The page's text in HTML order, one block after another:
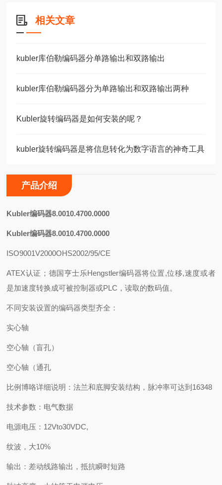
相关文章
kubler库伯勒编码器分单路输出和双路输出
kubler库伯勒编码器分为单路输出和双路输出两种
Kubler旋转编码器是如何安装的呢？
kubler旋转编码器是将信息转化为数字语言的神奇工具
产品介绍
Kubler编码器8.0010.4700.0000
Kubler编码器8.0010.4700.0000
ISO9001V2000OHS2002/95/CE
ATEX认证；德国亨士乐Hengstler编码器将位置,位移,速度或者
是加速度转换成可被控制器或PLC，读取的数码值。
不同安装设置的编码器类型齐全：
实心轴
空心轴（盲孔）
空心轴（通孔
比例博咯详细说明：法兰和底脚安装结构，脉冲率可达到16348
技术参数：电气数据
电源电压：12Vto30VDC,
纹波，大10%
输出：差动线路输出，抵抗瞬时短路